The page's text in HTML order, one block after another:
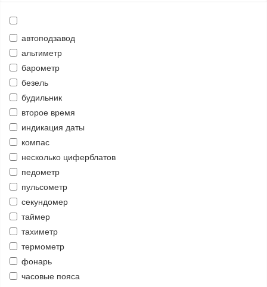
автоподзавод
альтиметр
барометр
безель
будильник
второе время
индикация даты
компас
несколько циферблатов
педометр
пульсометр
секундомер
таймер
тахиметр
термометр
фонарь
часовые пояса